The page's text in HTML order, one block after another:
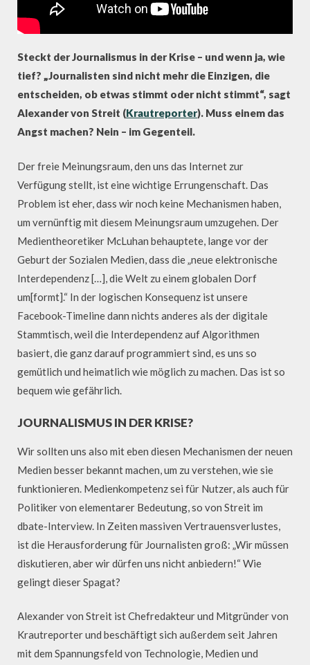
Steckt der Journalismus in der Krise – und wenn ja, wie
tief? „Journalisten sind nicht mehr die Einzigen, die
entscheiden, ob etwas stimmt oder nicht stimmt“, sagt
Alexander von Streit (Krautreporter). Muss einem das
Angst machen? Nein – im Gegenteil.
Der freie Meinungsraum, den uns das Internet zur
Verfügung stellt, ist eine wichtige Errungenschaft. Das
Problem ist eher, dass wir noch keine Mechanismen haben,
um vernünftig mit diesem Meinungsraum umzugehen. Der
Medientheoretiker McLuhan behauptete, lange vor der
Geburt der Sozialen Medien, dass die „neue elektronische
Interdependenz […], die Welt zu einem globalen Dorf
um[formt].“ In der logischen Konsequenz ist unsere
Facebook-Timeline dann nichts anderes als der digitale
Stammtisch, weil die Interdependenz auf Algorithmen
basiert, die ganz darauf programmiert sind, es uns so
gemütlich und heimatlich wie möglich zu machen. Das ist so
bequem wie gefährlich.
JOURNALISMUS IN DER KRISE?
Wir sollten uns also mit eben diesen Mechanismen der neuen
Medien besser bekannt machen, um zu verstehen, wie sie
funktionieren. Medienkompetenz sei für Nutzer, als auch für
Politiker von elementarer Bedeutung, so von Streit im
dbate-Interview. In Zeiten massiven Vertrauensverlustes,
ist die Herausforderung für Journalisten groß: „Wir müssen
diskutieren, aber wir dürfen uns nicht anbiedern!“ Wie
gelingt dieser Spagat?
Alexander von Streit ist Chefredakteur und Mitgründer von
Krautreporter und beschäftigt sich außerdem seit Jahren
mit dem Spannungsfeld von Technologie, Medien und